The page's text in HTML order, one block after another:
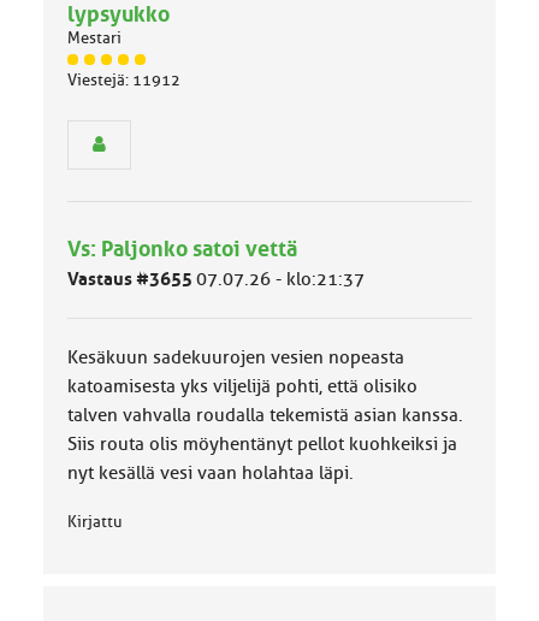
lypsyukko
Mestari
J
ä
m
ä
k
k
a
Viestejä: 11912
Vs: Paljonko satoi vettä
Vastaus #3655 07.07.26 - klo:21:37
Kesäkuun sadekuurojen vesien nopeasta
katoamisesta yks viljelijä pohti, että olisiko
talven vahvalla roudalla tekemistä asian kanssa.
Siis routa olis möyhentänyt pellot kuohkeiksi ja
nyt kesällä vesi vaan holahtaa läpi.
Kirjattu